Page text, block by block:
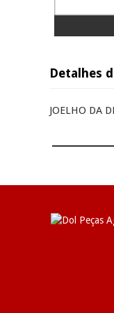
Detalhes
JOELHO DA